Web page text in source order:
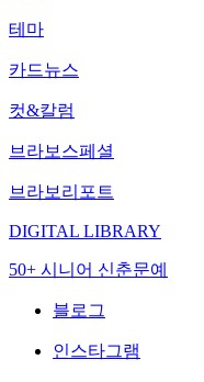
테마
카드뉴스
컷&칼럼
브라보스페셜
브라보리포트
DIGITAL LIBRARY
50+ 시니어 신춘문예
블로그
인스타그램